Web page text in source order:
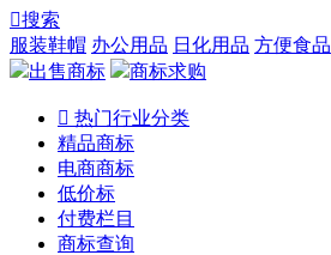
搜索
服装鞋帽 办公用品 日化用品 方便食品
出售商标
商标求购
 热门行业分类
精品商标
电商商标
低价标
付费栏目
商标查询